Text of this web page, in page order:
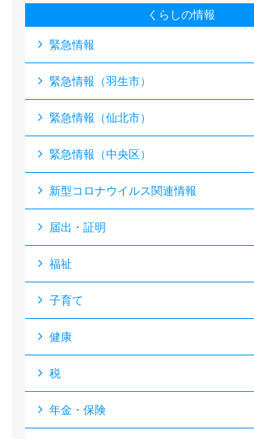
くらしの情報
緊急情報
緊急情報（羽生市）
緊急情報（仙北市）
緊急情報（中央区）
新型コロナウイルス関連情報
届出・証明
福祉
子育て
健康
税
年金・保険